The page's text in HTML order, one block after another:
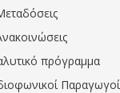
πρόγραμμα
Παραγωγοί